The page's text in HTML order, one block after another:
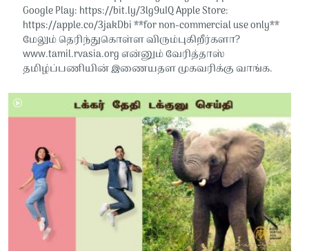
Google Play: https://bit.ly/3lg9uIQ Apple Store:
https://apple.co/3jakDbi​​ **for non-commercial use only**
மேலும் தெரிந்துகொள்ள விரும்புகிறீர்களா?
www.tamil.rvasia.org என்னும் வேரித்தாஸ்
தமிழ்ப்பணியின் இணையதள முகவரிக்கு வாங்க.